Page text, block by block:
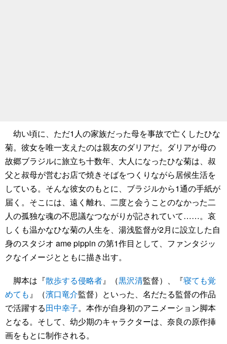
幼い頃に、ただ1人の家族だった母を事故で亡くしたひな
菊。彼女を唯一支えたのは親友のダリアだ。ダリアが母の
故郷ブラジルに旅立ち十数年、大人になったひな菊は、叔
父と叔母が営むお店で焼きそばをつくりながら居候生活を
している。そんな彼女のもとに、ブラジルから1通の手紙が
届く。そこには、遠く離れ、二度と会うことのなかった二
人の孤独な魂の不思議なつながりが記されていて……。哀
しくも温かなひな菊の人生を、湯浅監督が2月に設立した自
身のスタジオ ame pippin の第1作目として、ファンタジッ
クなイメージとともに描き出す。
脚本は『散歩する侵略者』（黒沢清監督）、『寝ても覚
めても』（濱口竜介監督）といった、名だたる監督の作品
で活躍する田中幸子。本作が自身初のアニメーション脚本
となる。そして、幼少期のキャラクターは、奈良の原作挿
画をもとに制作される。